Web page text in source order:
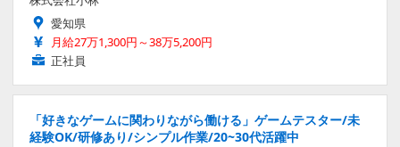
愛知県
月給27万1,300円～38万5,200円
正社員
「好きなゲームに関わりながら働ける」ゲームテスター/未
経験OK/研修あり/シンプル作業/20~30代活躍中